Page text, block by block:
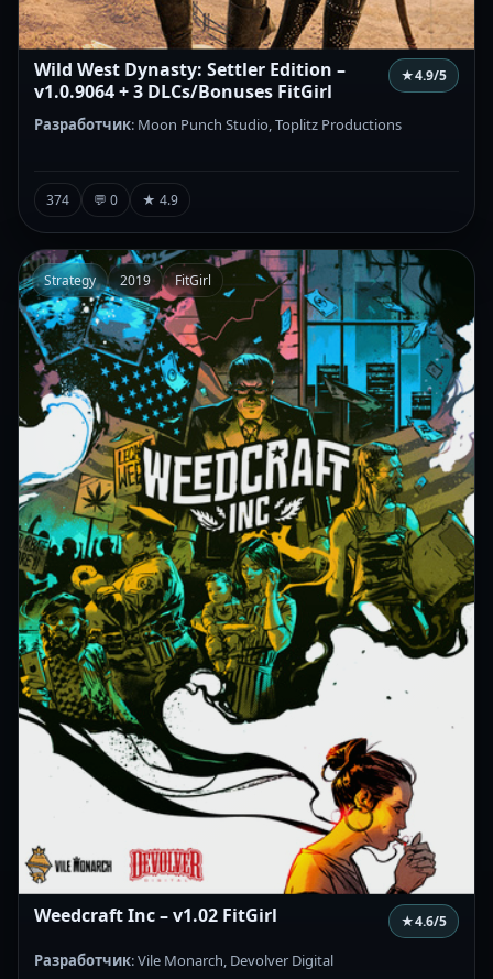
Wild West Dynasty: Settler Edition –
v1.0.9064 + 3 DLCs/Bonuses FitGirl
★4.9/5
Разработчик: Moon Punch Studio, Toplitz Productions
374 💬 0 ★ 4.9
Strategy 2019 FitGirl
Weedcraft Inc – v1.02 FitGirl ★4.6/5
Разработчик: Vile Monarch, Devolver Digital